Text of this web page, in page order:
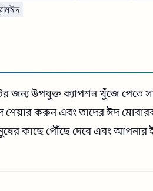
জন্য উপযুক্ত ক্যাপশন খুঁজে পেতে
করুন এবং তাদের ঈদ
কাছে পৌঁছে দেবে এবং আপনার